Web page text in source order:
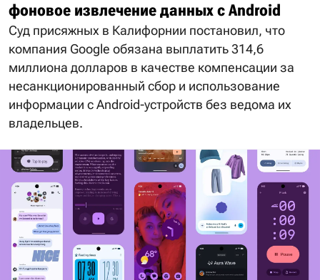
фоновое извлечение данных с Android
Суд присяжных в Калифорнии постановил, что
компания Google обязана выплатить 314,6
миллиона долларов в качестве компенсации за
несанкционированный сбор и использование
информации с Android-устройств без ведома их
владельцев.